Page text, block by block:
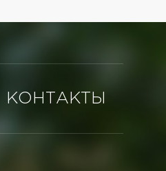
КОНТАКТЫ